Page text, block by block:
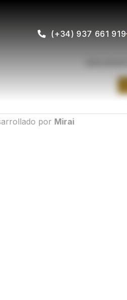
(+34) 937 661 919
por Mirai